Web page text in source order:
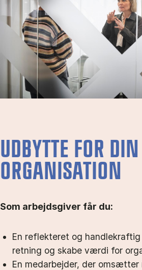
UDBYTTE FOR DIN
ORGANISATION
Som arbejdsgiver får du:
En reflekteret og
retning og skabe værdi for
En medarbejder, der